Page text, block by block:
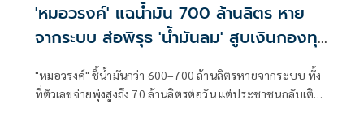
'หมอวรงค์' แฉน้ำมัน 700 ล้านลิตร หาย
จากระบบ ส่อพิรุธ 'น้ำมันลม' สูบเงินกองทุน
"หมอวรงค์" ชี้น้ำมันกว่า 600–700 ล้านลิตรหายจากระบบ ทั้ง
ที่ตัวเลขจ่ายพุ่งสูงถึง 70 ล้านลิตรต่อวัน แต่ประชาชนกลับเติม